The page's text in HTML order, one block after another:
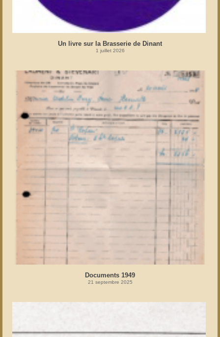
Un livre sur la Brasserie de Dinant
1 juillet 2026
Documents 1949
21 septembre 2025